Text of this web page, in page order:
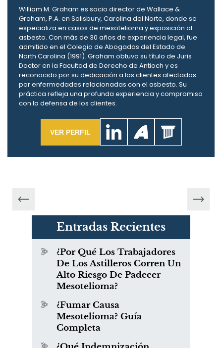
William M. Graham es socio director de Wallace &
Graham, P.A. en Salisbury, Carolina del Norte, donde se
especializa en casos de mesotelioma y exposición al
asbesto. Con más de 30 años de experiencia legal, fue
admitido en el Colegio de Abogados del Estado de
North Carolina (1991). Graham obtuvo su título de Juris
Doctor en la Facultad de Derecho de Antioch y es
reconocido por su dedicación a los clientes afectados
por enfermedades relacionadas con el asbesto. Su
práctica refleja una profunda experiencia y compromiso
con la defensa de los clientes.
VER PERFIL
Entradas Recientes
¿Por Qué Los Trabajadores
De Los Astilleros Corren Un
Alto Riesgo De Padecer
Mesotelioma?
¿Fumar Causa
Mesotelioma? Guía
Completa